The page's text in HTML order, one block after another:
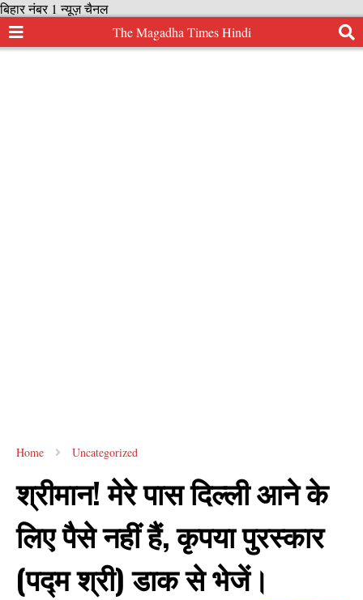
बिहार नंबर 1 न्यूज़ चैनल
The Magadha Times Hindi
Home Uncategorized
श्रीमान! मेरे पास दिल्ली आने के
लिए पैसे नहीं हैं, कृपया पुरस्कार
(पद्म श्री) डाक से भेजें।